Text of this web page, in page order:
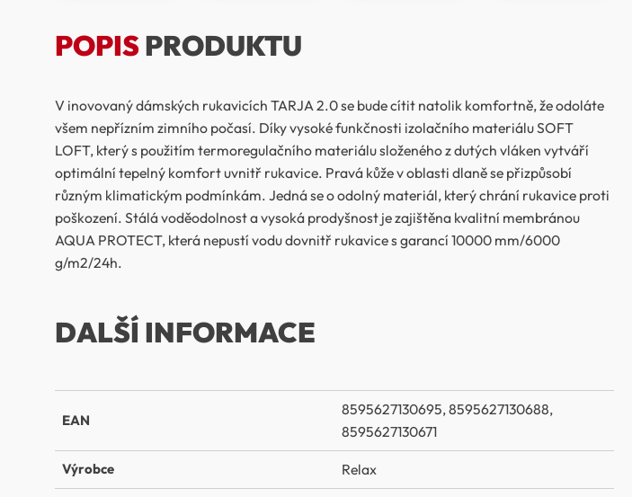
POPISPRODUKTU
V inovovaný dámských rukavicích TARJA 2.0 se bude cítit natolik komfortně, že odoláte
všem nepřízním zimního počasí. Díky vysoké funkčnosti izolačního materiálu SOFT
LOFT, který s použitím termoregulačního materiálu složeného z dutých vláken vytváří
optimální tepelný komfort uvnitř rukavice. Pravá kůže v oblasti dlaně se přizpůsobí
různým klimatickým podmínkám. Jedná se o odolný materiál, který chrání rukavice proti
poškození. Stálá voděodolnost a vysoká prodyšnost je zajištěna kvalitní membránou
AQUA PROTECT, která nepustí vodu dovnitř rukavice s garancí 10000 mm/6000
g/m2/24h.
DALŠÍ INFORMACE
EAN
8595627130695, 8595627130688,
8595627130671
Výrobce Relax